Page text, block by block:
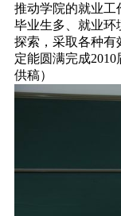
推动学院的就业工
毕业生多、就业环
探索，采取各种有
定能圆满完成
供稿）